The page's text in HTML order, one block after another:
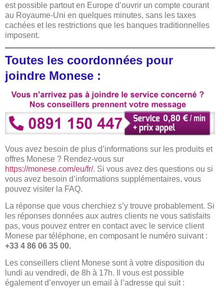
est possible partout en Europe d’ouvrir un compte courant
au Royaume-Uni en quelques minutes, sans les taxes
cachées et les restrictions que les banques traditionnelles
imposent.
Toutes les coordonnées pour
joindre Monese :
Vous avez besoin de plus d’informations sur les produits et
offres Monese ? Rendez-vous sur
https://monese.com/eu/fr/. Si vous avez des questions ou si
vous avez besoin d’informations supplémentaires, vous
pouvez visiter la FAQ.
La réponse que vous cherchiez s’y trouve probablement. Si
les réponses données aux autres clients ne vous satisfaits
pas, vous pouvez entrer en contact avec le service client
Monese par téléphone, en composant le numéro suivant :
+33 4 86 06 35 00.
Les conseillers client Monese sont à votre disposition du
lundi au vendredi, de 8h à 17h. Il vous est possible
également d’envoyer un email à l’adresse qui suit :